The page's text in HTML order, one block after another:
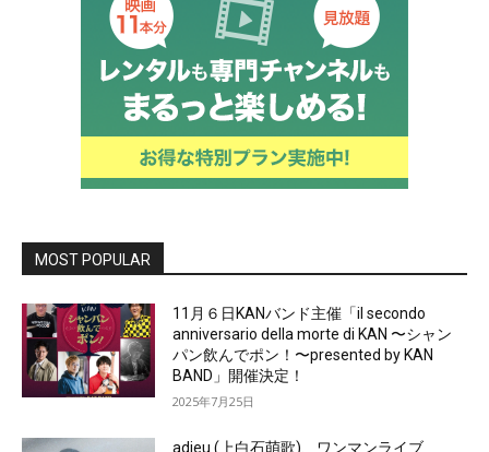
MOST POPULAR
11月６日KANバンド主催「il secondo
anniversario della morte di KAN 〜シャン
パン飲んでポン！〜presented by KAN
BAND」開催決定！
2025年7月25日
adieu (上白石萌歌)、ワンマンライブ